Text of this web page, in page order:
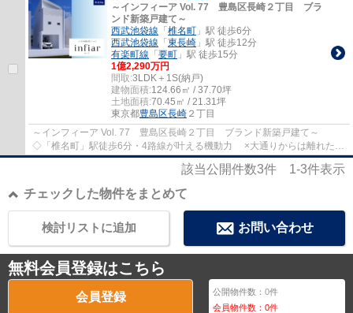
～インフィーア Vol. 77 豊島区長崎２丁目 ブラ
ンド新築戸建て～
西武池袋線 「椎名町 」駅 徒歩6分
西武池袋線 「東長崎 」駅 徒歩12分
有楽町線 「要町 」駅 徒歩15分
1億2,290万円
間取:3LDK＋1S(納戸)
建物面積:124.66㎡ / 37.70坪
土地面積:70.45㎡ / 21.31坪
東京都豊島区長崎 ２丁目
～インフィーア Vol. 77 豊島区長崎２丁目 ブランド新築戸建て～
◇「椎名町」駅徒歩6分・4路線が叶える機動力 ×大通りからは離れた落
ち着いた住宅地 ◇「池袋」駅までほぼまっす...
該当公開件数3件 1-3件表示
チェックした物件をまとめて
お問い合わせ
検討リストに追加
無料会員登録はこちら
会員登録 公開物件数：0件
会員物件数：0件